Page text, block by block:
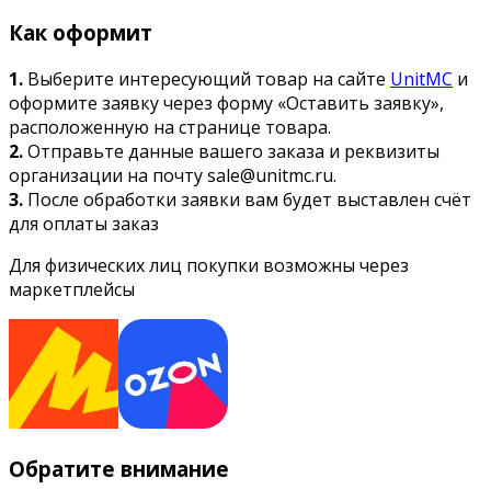
Как оформит
1. Выберите интересующий товар на сайте UnitMC и
оформите заявку через форму «Оставить заявку»,
расположенную на странице товара.
2.Отправьте данные вашего заказа и реквизиты
организации на почту sale@unitmc.ru.
3. После обработки заявки вам будет выставлен счёт
для оплаты заказ
Для физических лиц покупки возможны через
маркетплейсы
Обратите внимание